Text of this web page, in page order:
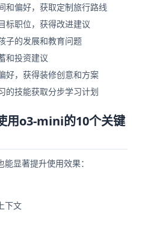
和偏好，获取定制旅行路线
标职位，获得改进建议
子的发展和教育问题
和投资建议
好，获得装修创意和方案
的技能获取分步学习计划
用o3-mini的10个关键
显著提升使用效果：
下文